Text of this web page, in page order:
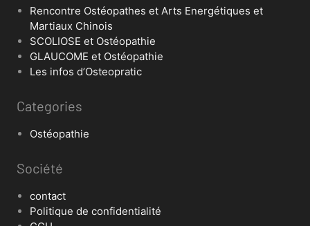
Rencontre Ostéopathes et Arts Energétiques et
Martiaux Chinois
SCOLIOSE et Ostéopathie
GLAUCOME et Ostéopathie
Les infos d’Osteopratic
Categories
Ostéopathie
Société
contact
Politique de confidentialité